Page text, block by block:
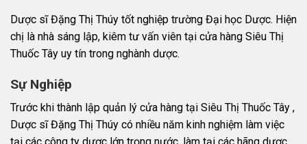
Dược sĩ Đặng Thị Thúy tốt nghiệp trường Đại học Dược. Hiện
chị là nhà sáng lập, kiêm tư vấn viên tại cửa hàng Siêu Thị
Thuốc Tây uy tín trong nghành dược.
Sự Nghiệp
Trước khi thành lập quản lý cửa hàng tại Siêu Thị Thuốc Tây ,
Dược sĩ Đặng Thị Thúy có nhiều năm kinh nghiệm làm việc